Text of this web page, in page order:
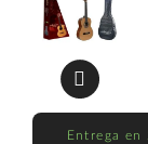
Entrega en